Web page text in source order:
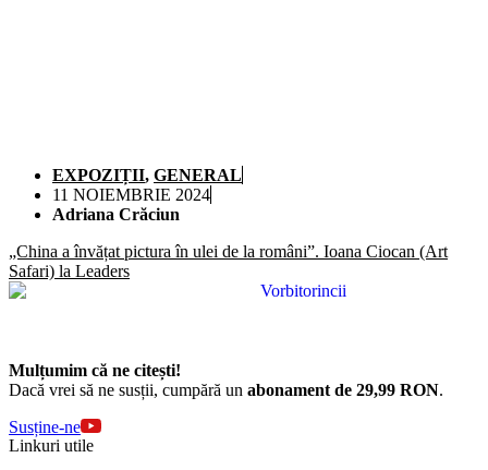
EXPOZIȚII, GENERAL
11 NOIEMBRIE 2024
Adriana Crăciun
„China a învățat pictura în ulei de la români”. Ioana Ciocan (Art
Safari) la Leaders
Mulțumim că ne citești!
Dacă vrei să ne susții, cumpără un abonament de 29,99 RON.
Susține-ne
Linkuri utile